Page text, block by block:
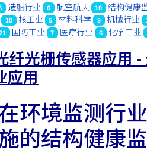
造船行业 6 航空航天 10 结构健康
10 核工业 5 材料科学 9 机械行业
国防工业 7 医疗行业 6 化学工业
纤光栅传感器应用
应用
环境监测行
的结构健康